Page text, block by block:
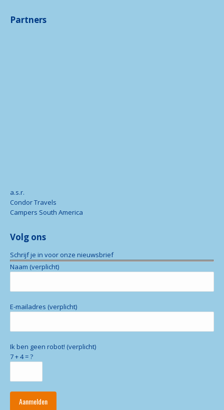
Partners
a.s.r.
Condor Travels
Campers South America
Volg ons
Schrijf je in voor onze nieuwsbrief
Naam (verplicht)
E-mailadres (verplicht)
Ik ben geen robot! (verplicht)
7 + 4 = ?